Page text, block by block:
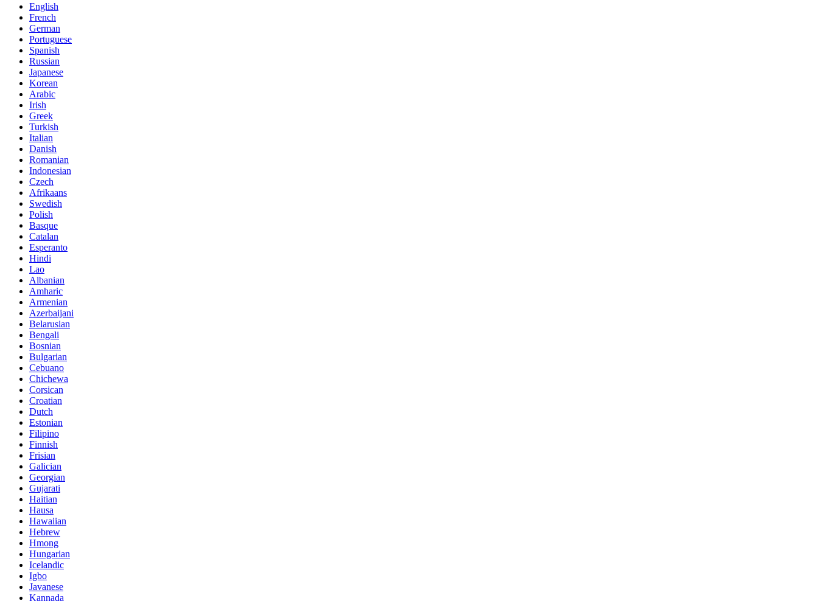
English
French
German
Portuguese
Spanish
Russian
Japanese
Korean
Arabic
Irish
Greek
Turkish
Italian
Danish
Romanian
Indonesian
Czech
Afrikaans
Swedish
Polish
Basque
Catalan
Esperanto
Hindi
Lao
Albanian
Amharic
Armenian
Azerbaijani
Belarusian
Bengali
Bosnian
Bulgarian
Cebuano
Chichewa
Corsican
Croatian
Dutch
Estonian
Filipino
Finnish
Frisian
Galician
Georgian
Gujarati
Haitian
Hausa
Hawaiian
Hebrew
Hmong
Hungarian
Icelandic
Igbo
Javanese
Kannada